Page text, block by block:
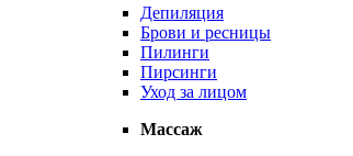
Депиляция
Брови и ресницы
Пилинги
Пирсинги
Уход за лицом
Массаж